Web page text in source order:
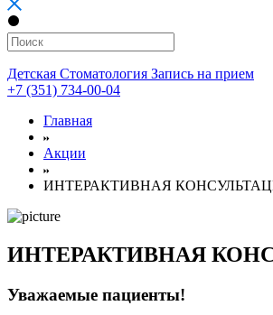
Детская Стоматология Запись на прием
+7 (351) 734-00-04
Главная
Акции
ИНТЕРАКТИВНАЯ
ИНТЕРАКТИВНАЯ
Уважаемые пациенты!